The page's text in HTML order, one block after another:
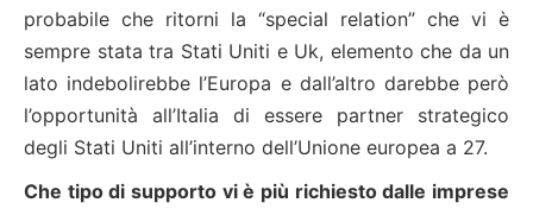
probabile che ritorni la “special relation” che vi è
sempre stata tra Stati Uniti e Uk, elemento che da un
lato indebolirebbe l’Europa e dall’altro darebbe però
l’opportunità all’Italia di essere partner strategico
degli Stati Uniti all’interno dell’Unione europea a 27.
Che tipo di supporto vi è più richiesto dalle imprese